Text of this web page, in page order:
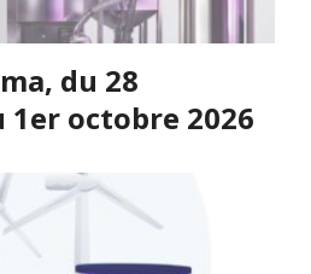
du 28
1er octobre 2026